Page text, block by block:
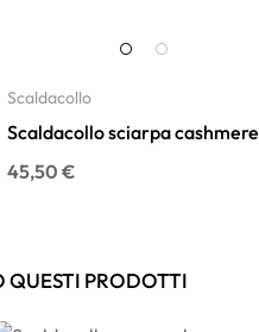
Scaldacollo
Scaldacollo sciarpa cashmere
Prezzo
45,50 €
QUESTI PRODOTTI